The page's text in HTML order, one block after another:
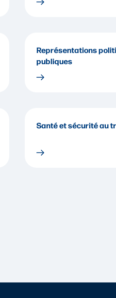
Représentations
publiques
Santé et sécurité au